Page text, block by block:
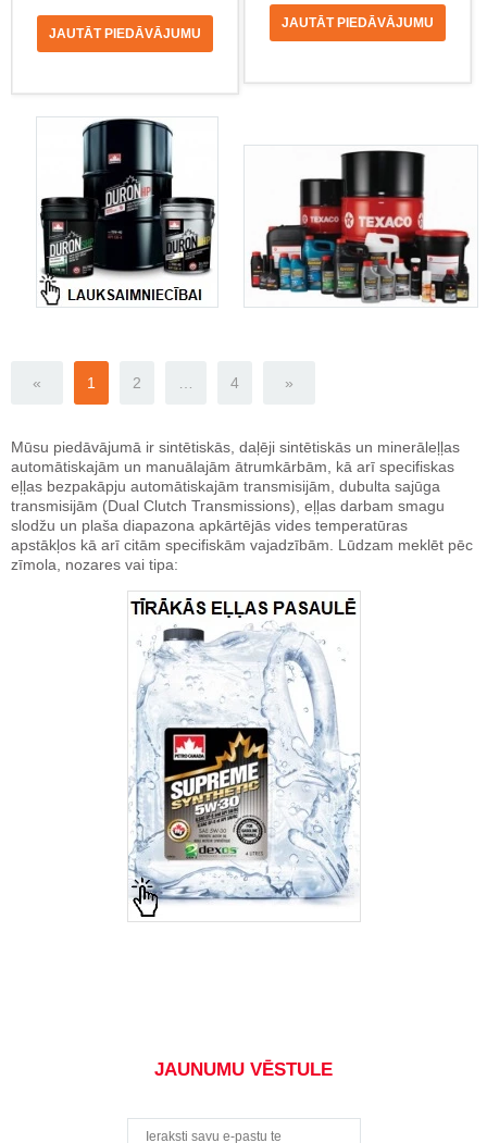
JAUTĀT PIEDĀVĀJUMU
JAUTĀT PIEDĀVĀJUMU
« 1 2 4 »
Mūsu piedāvājumā ir sintētiskās, daļēji sintētiskās un minerāleļļas
automātiskajām un manuālajām ātrumkārbām, kā arī specifiskas
eļļas bezpakāpju automātiskajām transmisijām, dubulta sajūga
transmisijām (Dual Clutch Transmissions), eļļas darbam smagu
slodžu un plaša diapazona apkārtējās vides temperatūras
apstākļos kā arī citām specifiskām vajadzībām. Lūdzam meklēt pēc
zīmola, nozares vai tipa:
JAUNUMU VĒSTULE